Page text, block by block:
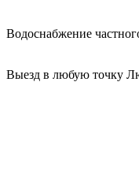
Водоснабжение
Выезд в любую точку